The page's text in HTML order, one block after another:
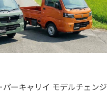
ーキャリイ モデルチェンジ